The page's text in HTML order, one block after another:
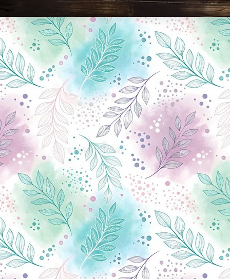
Новини Чернігова, Чернігівські новини, Чернігівський формат, новини Чернігова, події в Чернігові: політика, економіка, аналітика, культура, відеоновини, екологія, спортивний Чернігів, туризм, Чернігів